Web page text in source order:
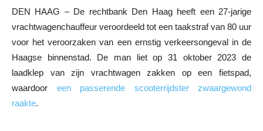
DEN HAAG – De rechtbank Den Haag heeft een 27-jarige
vrachtwagenchauffeur veroordeeld tot een taakstraf van 80 uur
voor het veroorzaken van een ernstig verkeersongeval in de
Haagse binnenstad. De man liet op 31 oktober 2023 de
laadklep van zijn vrachtwagen zakken op een fietspad,
waardoor een passerende scooterrijdster zwaargewond
raakte.